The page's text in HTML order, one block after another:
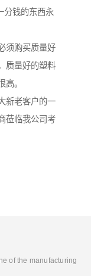
分钱的东西永
须购买质量好
质量好的塑料
。
新老客户的一
莅临我公司考
of the manufacturing